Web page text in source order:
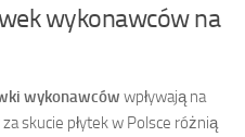
wykonawców na
wykonawców wpływają na
skucie płytek w Polsce różnią